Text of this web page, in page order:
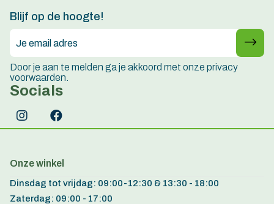
Blijf op de hoogte!
Door je aan te melden ga je akkoord met onze privacy
voorwaarden.
Socials
Onze winkel
Dinsdag tot vrijdag: 09:00-12:30 & 13:30 - 18:00
Zaterdag: 09:00 - 17:00